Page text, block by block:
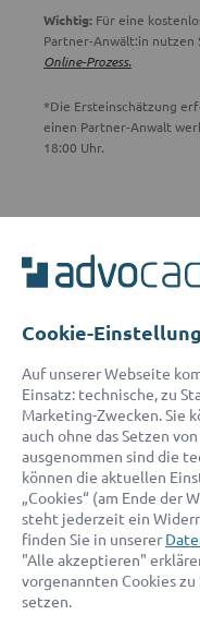
Wichtig: Für eine
Partner-Anwält:in nutzen
Online-Prozess.
*Die Ersteinschätzung
einen Partner-Anwalt
18:00 Uhr.
Unser Serviceteam ist
E-Mail:
© 2026 advocado - einfach
Cookie-
Auf unserer Webseite
Einsatz: technische, zu
Marketing-Zwecken. Sie
auch ohne das Setzen
ausgenommen sind die
können die aktuellen
„Cookies“ (am Ende der
steht jederzeit ein
finden Sie in unserer
"Alle akzeptieren"
vorgenannten Cookies
setzen.